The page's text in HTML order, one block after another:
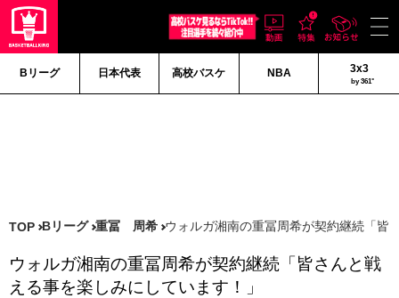
Bリーグ 日本代表 高校バスケ NBA 3x3
by 361°
TOP Bリーグ 重冨 周希 ウォルガ湘南の重冨周希が契約継続「皆
ウォルガ湘南の重冨周希が契約継続「皆さんと戦
える事を楽しみにしています！」